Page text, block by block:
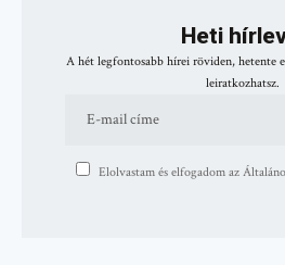
Heti
A hét legfontosabb hírei röviden, hetente
leiratkozhatsz.
Elolvastam és elfogadom az